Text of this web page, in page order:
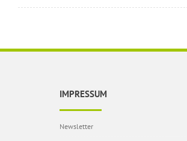
IMPRESSUM
Newsletter